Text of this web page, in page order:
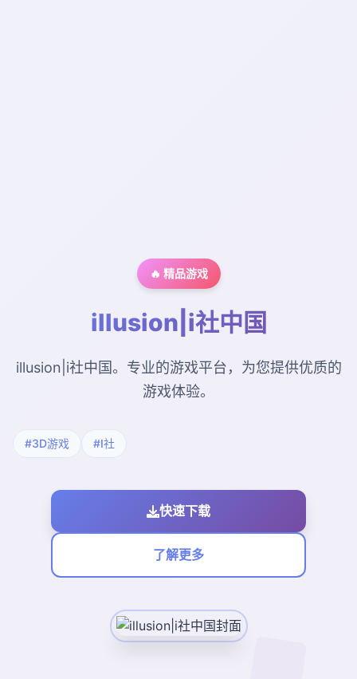
🔥 精品游戏
illusion|i社中国
illusion|i社中国。专业的游戏平台，为您提供优质的
游戏体验。
#3D游戏 #I社
快速下载
了解更多